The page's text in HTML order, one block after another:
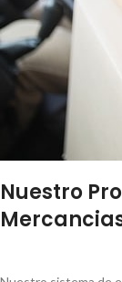
Nuestro